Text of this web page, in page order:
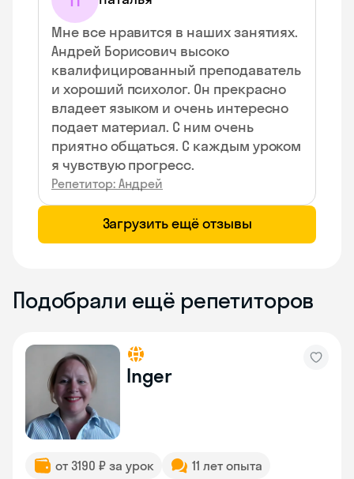
Мне все нравится в наших занятиях.
Андрей Борисович высоко
квалифицированный преподаватель
и хороший психолог. Он прекрасно
владеет языком и очень интересно
подает материал. С ним очень
приятно общаться. С каждым уроком
я чувствую прогресс.
Репетитор: Андрей
Загрузить ещё отзывы
Подобрали ещё репетиторов
Inger
от 3190 ₽ за урок 11 лет опыта